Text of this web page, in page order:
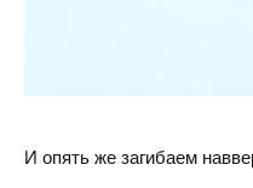
И опять же загибаем